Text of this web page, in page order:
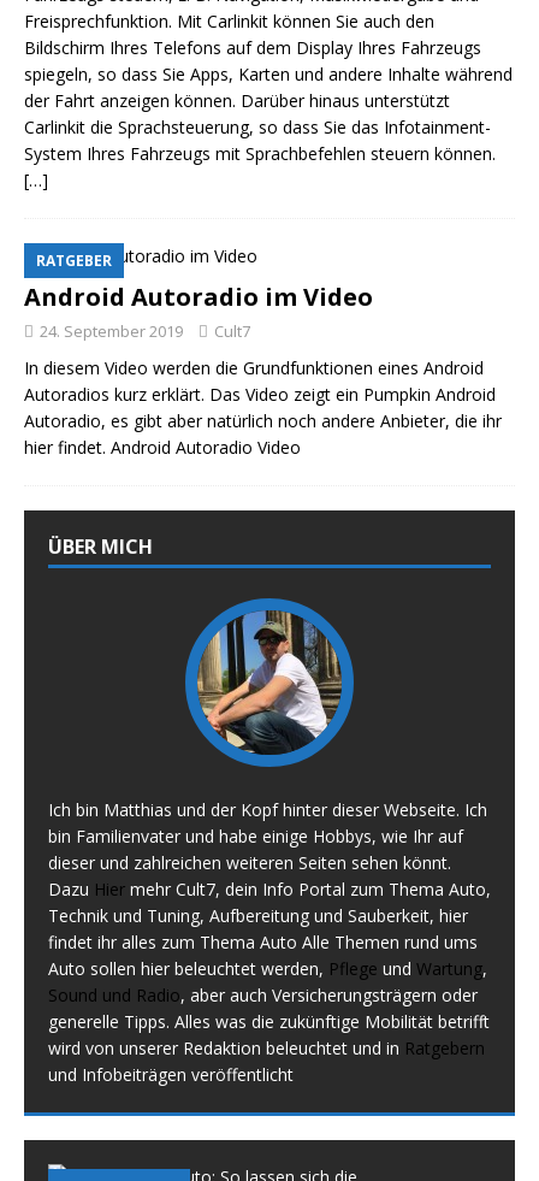
Freisprechfunktion. Mit Carlinkit können Sie auch den
Bildschirm Ihres Telefons auf dem Display Ihres Fahrzeugs
spiegeln, so dass Sie Apps, Karten und andere Inhalte während
der Fahrt anzeigen können. Darüber hinaus unterstützt
Carlinkit die Sprachsteuerung, so dass Sie das Infotainment-
System Ihres Fahrzeugs mit Sprachbefehlen steuern können.
[…]
RATGEBER
Android Autoradio im Video
24. September 2019 Cult7
In diesem Video werden die Grundfunktionen eines Android
Autoradios kurz erklärt. Das Video zeigt ein Pumpkin Android
Autoradio, es gibt aber natürlich noch andere Anbieter, die ihr
hier findet. Android Autoradio Video
ÜBER MICH
Ich bin Matthias und der Kopf hinter dieser Webseite. Ich
bin Familienvater und habe einige Hobbys, wie Ihr auf
dieser und zahlreichen weiteren Seiten sehen könnt.
Dazu Hier mehr Cult7, dein Info Portal zum Thema Auto,
Technik und Tuning, Aufbereitung und Sauberkeit, hier
findet ihr alles zum Thema Auto Alle Themen rund ums
Auto sollen hier beleuchtet werden, Pflege und Wartung,
Sound und Radio, aber auch Versicherungsträgern oder
generelle Tipps. Alles was die zukünftige Mobilität betrifft
wird von unserer Redaktion beleuchtet und in Ratgebern
und Infobeiträgen veröffentlicht